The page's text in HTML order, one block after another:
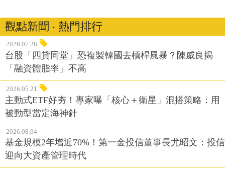
觀點新聞 ‧ 熱門排行
2026.07.28
台股「四貸同堂」恐複製韓國去槓桿風暴？陳威良揭
「融資體脂率」不高
2026.05.21
主動式ETF好夯！專家曝「核心＋衛星」混搭策略：用
被動型當定海神針
2026.08.04
基金規模2年增近70%！第一金投信董事長尤昭文：投信
迎向大資產管理時代